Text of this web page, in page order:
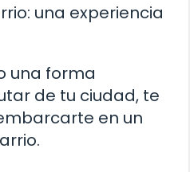
una experiencia
una forma
de tu ciudad, te
en un